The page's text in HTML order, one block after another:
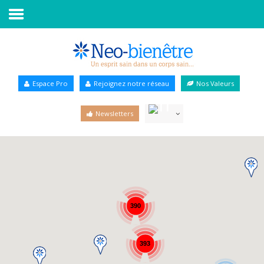
Annuaire Bien-être
Espace Pro Rejoignez notre réseau Nos Valeurs
Newsletters
390
393